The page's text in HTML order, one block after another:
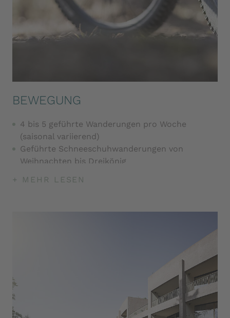
BEWEGUNG
4 bis 5 geführte Wanderungen pro Woche
(saisonal variierend)
Geführte Schneeschuhwanderungen von
Weihnachten bis Dreikönig
Schneeschuhen und Wanderstöcken
Verleih von Mountainbikes und E-Mountainbikes
Mitglied von Golf & Country sowie GOLF IN
Fitness mit Geräten von Precor und Queenax,
Nutzung der angrenzenden Tennisplätze (Mai bis
+ MEHR LESEN